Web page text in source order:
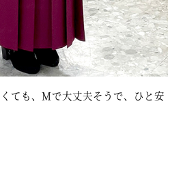
ても、Mで大丈夫そうで、ひと安